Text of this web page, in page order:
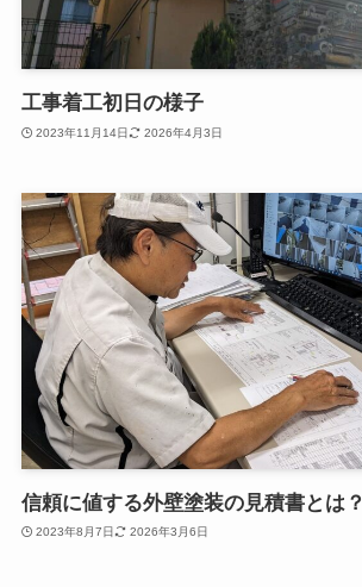
工事着工初日の様子
2023年11月14日 2026年4月3日
信頼に値する外壁塗装の見積書とは？
2023年8月7日 2026年3月6日